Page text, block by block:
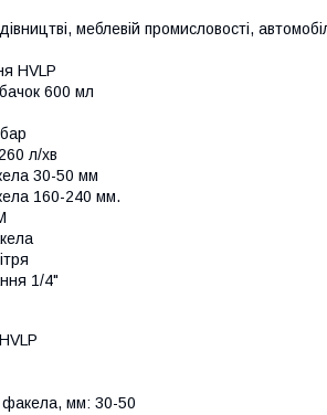
меблевій промисловості,
HVLP
600 мл
л/хв
30-50 мм
160-240 мм.
1/4"
факела, мм: 30-50